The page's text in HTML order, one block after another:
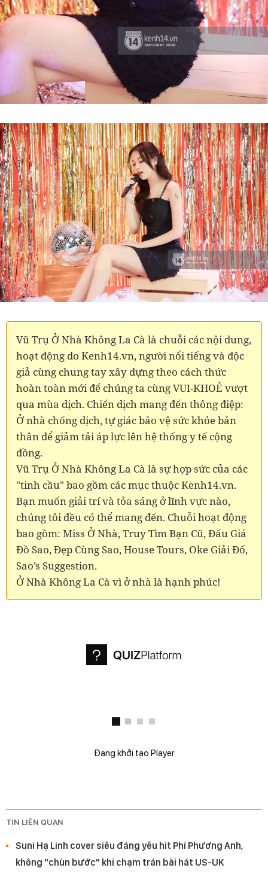
Vũ Trụ Ở Nhà Không La Cà là chuỗi các nội dung,
hoạt động do Kenh14.vn, người nổi tiếng và độc
giả cùng chung tay xây dựng theo cách thức
hoàn toàn mới để chúng ta cùng VUI-KHOẺ vượt
qua mùa dịch. Chiến dịch mang đến thông điệp:
Ở nhà chống dịch, tự giác bảo vệ sức khỏe bản
thân để giảm tải áp lực lên hệ thống y tế cộng
đồng.
Vũ Trụ Ở Nhà Không La Cà là sự hợp sức của các
"tinh cầu" bao gồm các mục thuộc Kenh14.vn.
Bạn muốn giải trí và tỏa sáng ở lĩnh vực nào,
chúng tôi đều có thể mang đến. Chuỗi hoạt động
bao gồm: Miss Ở Nhà, Truy Tìm Bạn Cũ, Đấu Giá
Đồ Sao, Đẹp Cùng Sao, House Tours, Oke Giải Đố,
Sao’s Suggestion.
Ở Nhà Không La Cà vì ở nhà là hạnh phúc!
Đang khởi tạo Player
TIN LIÊN QUAN
Suni Hạ Linh cover siêu đáng yêu hit Phí Phương Anh,
không "chùn bước" khi chạm trán bài hát US-UK